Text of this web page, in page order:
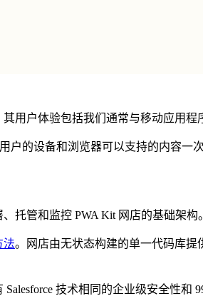
用户体验包括我们通常与移动应用
户的设备和浏览器可以支持的内容一
托管和监控 PWA Kit 网店的基础架
法。网店由无状态构建的单一代码库
技术相同的企业级安全性和